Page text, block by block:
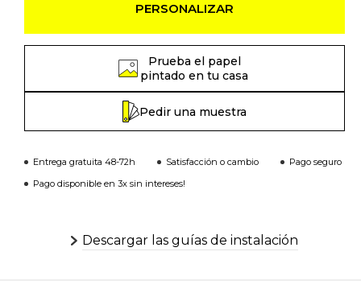
PERSONALIZAR
Prueba el papel
pintado en tu casa
Pedir una muestra
Entrega gratuita 48-72h Satisfacción o cambio
Pago seguro
Pago disponible en 3x sin intereses!
Descargar las guías de instalación